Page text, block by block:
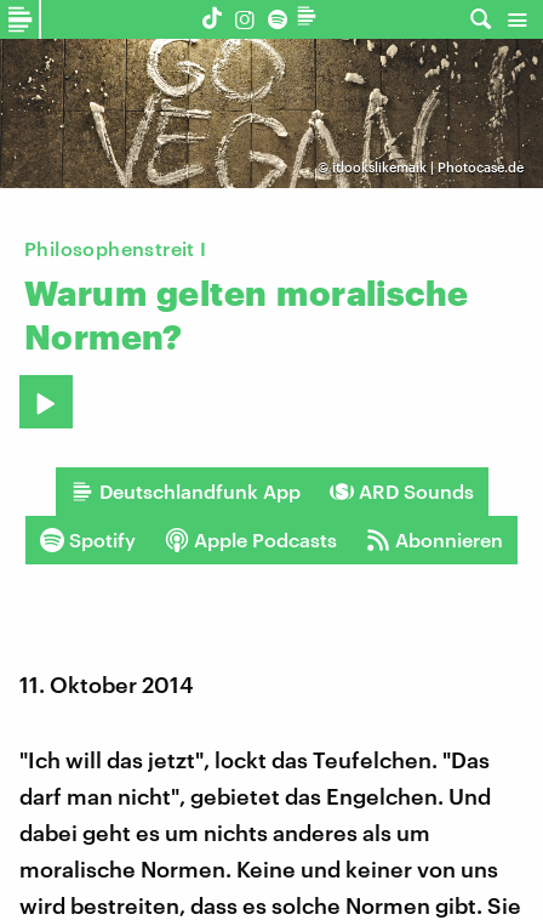
©itlookslikemaik | Photocase.de
Philosophenstreit I
Warum gelten moralische
Normen?
Deutschlandfunk App ARD Sounds
Spotify Apple Podcasts Abonnieren
11. Oktober 2014
"Ich will das jetzt", lockt das Teufelchen. "Das
darf man nicht", gebietet das Engelchen. Und
dabei geht es um nichts anderes als um
moralische Normen. Keine und keiner von uns
wird bestreiten, dass es solche Normen gibt. Sie